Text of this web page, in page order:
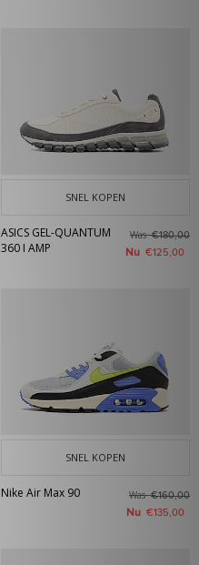
SNEL KOPEN
ASICS GEL-QUANTUM
360 I AMP
Was€180,00
Nu €125,00
SNEL KOPEN
Nike Air Max 90 Was€160,00
Nu €135,00